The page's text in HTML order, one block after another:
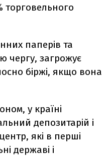
торговельного
паперів та
чергу, загрожує
біржі, якщо вона
у країні
депозитарій і
які в перші
державі і